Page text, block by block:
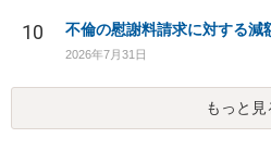
10 不倫の慰謝料請求に対する減
2026年7月31日
もっと見